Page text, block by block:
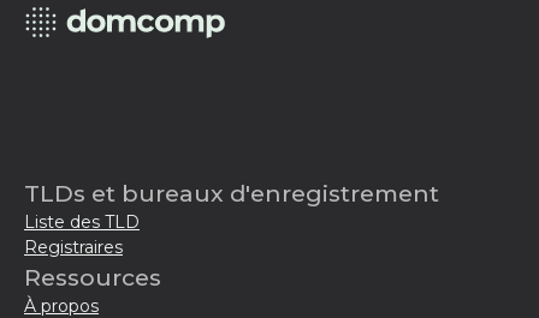
TLDs et bureaux d'enregistrement
Liste des TLD
Registraires
Ressources
À propos